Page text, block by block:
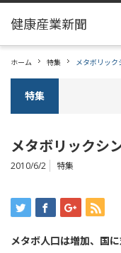
ホーム 特集 メタボリック
特集
メタボリックシ
2010/6/2 特集
メタボ人口は増加、国